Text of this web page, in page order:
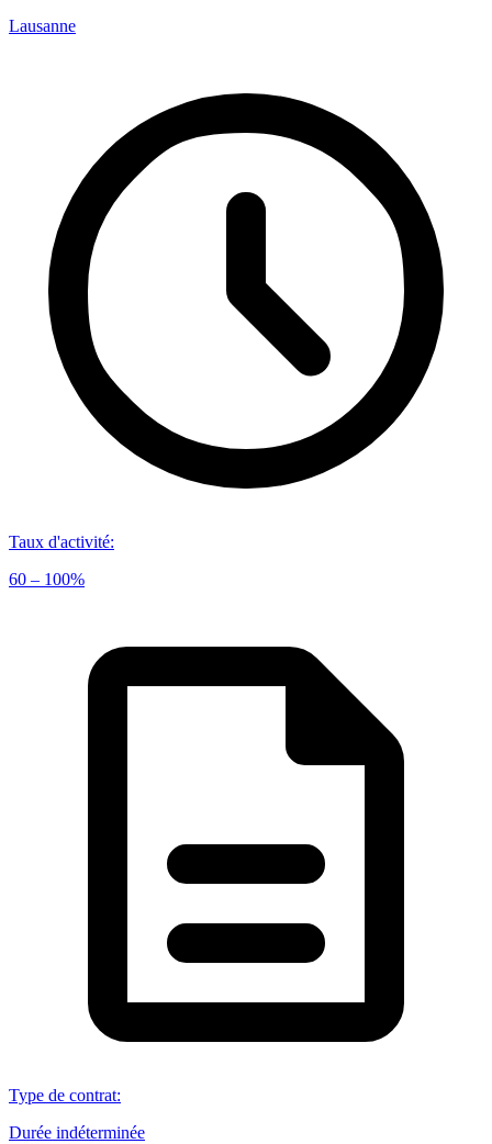
Lausanne
Taux d'activité:
60 – 100%
Type de contrat:
Durée indéterminée